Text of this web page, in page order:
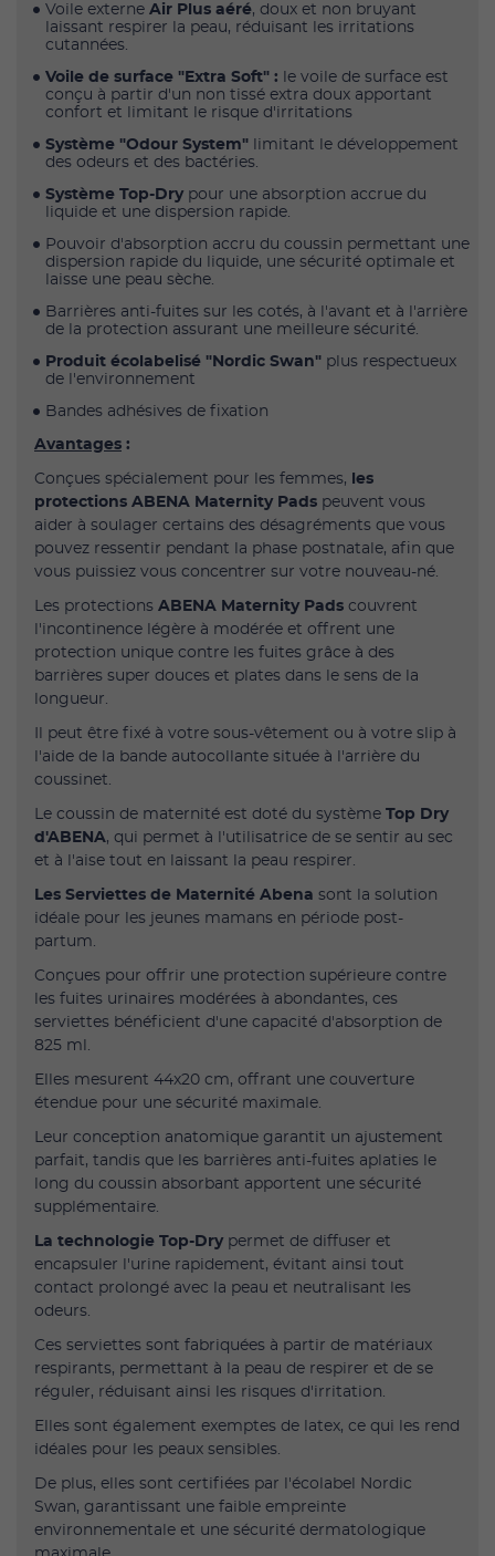
Voile externe Air Plus aéré, doux et non bruyant
laissant respirer la peau, réduisant les irritations
cutannées.
Voile de surface "Extra Soft" : le voile de surface est
conçu à partir d'un non tissé extra doux apportant
confort et limitant le risque d'irritations
Système "Odour System" limitant le développement
des odeurs et des bactéries.
Système Top-Dry pour une absorption accrue du
liquide et une dispersion rapide.
Pouvoir d'absorption accru du coussin permettant une
dispersion rapide du liquide, une sécurité optimale et
laisse une peau sèche.
Barrières anti-fuites sur les cotés, à l'avant et à l'arrière
de la protection assurant une meilleure sécurité.
Produit écolabelisé "Nordic Swan" plus respectueux
de l'environnement
Bandes adhésives de fixation
Avantages :
Conçues spécialement pour les femmes, les
protections ABENA Maternity Pads peuvent vous
aider à soulager certains des désagréments que vous
pouvez ressentir pendant la phase postnatale, afin que
vous puissiez vous concentrer sur votre nouveau-né.
Les protections ABENA Maternity Pads couvrent
l'incontinence légère à modérée et offrent une
protection unique contre les fuites grâce à des
barrières super douces et plates dans le sens de la
longueur.
Il peut être fixé à votre sous-vêtement ou à votre slip à
l'aide de la bande autocollante située à l'arrière du
coussinet.
Le coussin de maternité est doté du système Top Dry
d'ABENA, qui permet à l'utilisatrice de se sentir au sec
et à l'aise tout en laissant la peau respirer.
Les Serviettes de Maternité Abena sont la solution
idéale pour les jeunes mamans en période post-
partum.
Conçues pour offrir une protection supérieure contre
les fuites urinaires modérées à abondantes, ces
serviettes bénéficient d'une capacité d'absorption de
825 ml.
Elles mesurent 44x20 cm, offrant une couverture
étendue pour une sécurité maximale.
Leur conception anatomique garantit un ajustement
parfait, tandis que les barrières anti-fuites aplaties le
long du coussin absorbant apportent une sécurité
supplémentaire.
La technologie Top-Dry permet de diffuser et
encapsuler l'urine rapidement, évitant ainsi tout
contact prolongé avec la peau et neutralisant les
odeurs.
Ces serviettes sont fabriquées à partir de matériaux
respirants, permettant à la peau de respirer et de se
réguler, réduisant ainsi les risques d'irritation.
Elles sont également exemptes de latex, ce qui les rend
idéales pour les peaux sensibles.
De plus, elles sont certifiées par l'écolabel Nordic
Swan, garantissant une faible empreinte
environnementale et une sécurité dermatologique